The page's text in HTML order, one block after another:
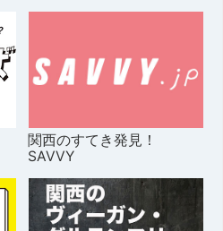
関西のすてき発見！
SAVVY